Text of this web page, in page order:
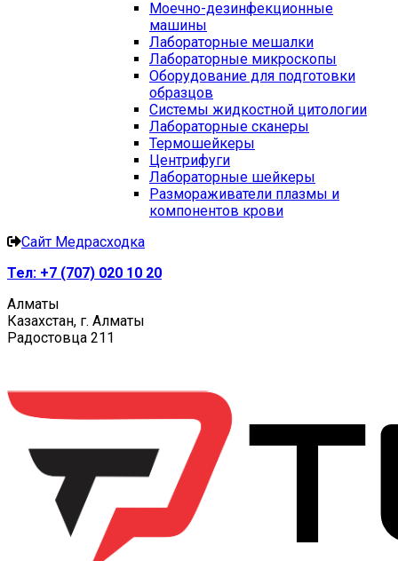
Моечно-дезинфекционные
машины
Лабораторные мешалки
Лабораторные микроскопы
Оборудование для подготовки
образцов
Системы жидкостной цитологии
Лабораторные сканеры
Термошейкеры
Центрифуги
Лабораторные шейкеры
Размораживатели плазмы и
компонентов крови
Сайт Медрасходка
Тел: +7 (707) 020 10 20
Алматы
Казахстан, г. Алматы
Радостовца 211